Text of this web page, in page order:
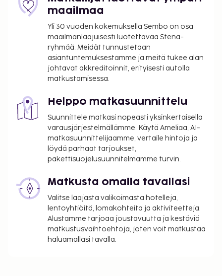
maailmaa
Yli 30 vuoden kokemuksella Sembo on osa
maailmanlaajuisesti luotettavaa Stena-
ryhmää. Meidät tunnustetaan
asiantuntemuksestamme ja meitä tukee alan
johtavat akkreditoinnit, erityisesti autolla
matkustamisessa.
Helppo matkasuunnittelu
Suunnittele matkasi nopeasti yksinkertaisella
varausjärjestelmällämme. Käytä Ameliaa, AI-
matkasuunnittelijaamme, vertaile hintoja ja
löydä parhaat tarjoukset,
pakettisuojelusuunnitelmamme turvin.
Matkusta omalla tavallasi
Valitse laajasta valikoimasta hotelleja,
lentoyhtiöitä, lomakohteita ja aktiviteetteja.
Alustamme tarjoaa joustavuutta ja kestäviä
matkustusvaihtoehtoja, joten voit matkustaa
haluamallasi tavalla.